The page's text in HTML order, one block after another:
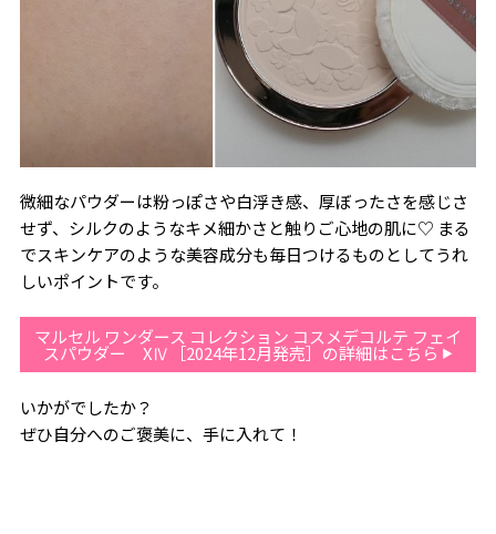
微細なパウダーは粉っぽさや白浮き感、厚ぼったさを感じさ
せず、シルクのようなキメ細かさと触りご心地の肌に♡ まる
でスキンケアのような美容成分も毎日つけるものとしてうれ
しいポイントです。
マルセル ワンダース コレクション コスメデコルテ フェイ
スパウダー XⅣ［2024年12月発売］の詳細はこちら
いかがでしたか？
ぜひ自分へのご褒美に、手に入れて！